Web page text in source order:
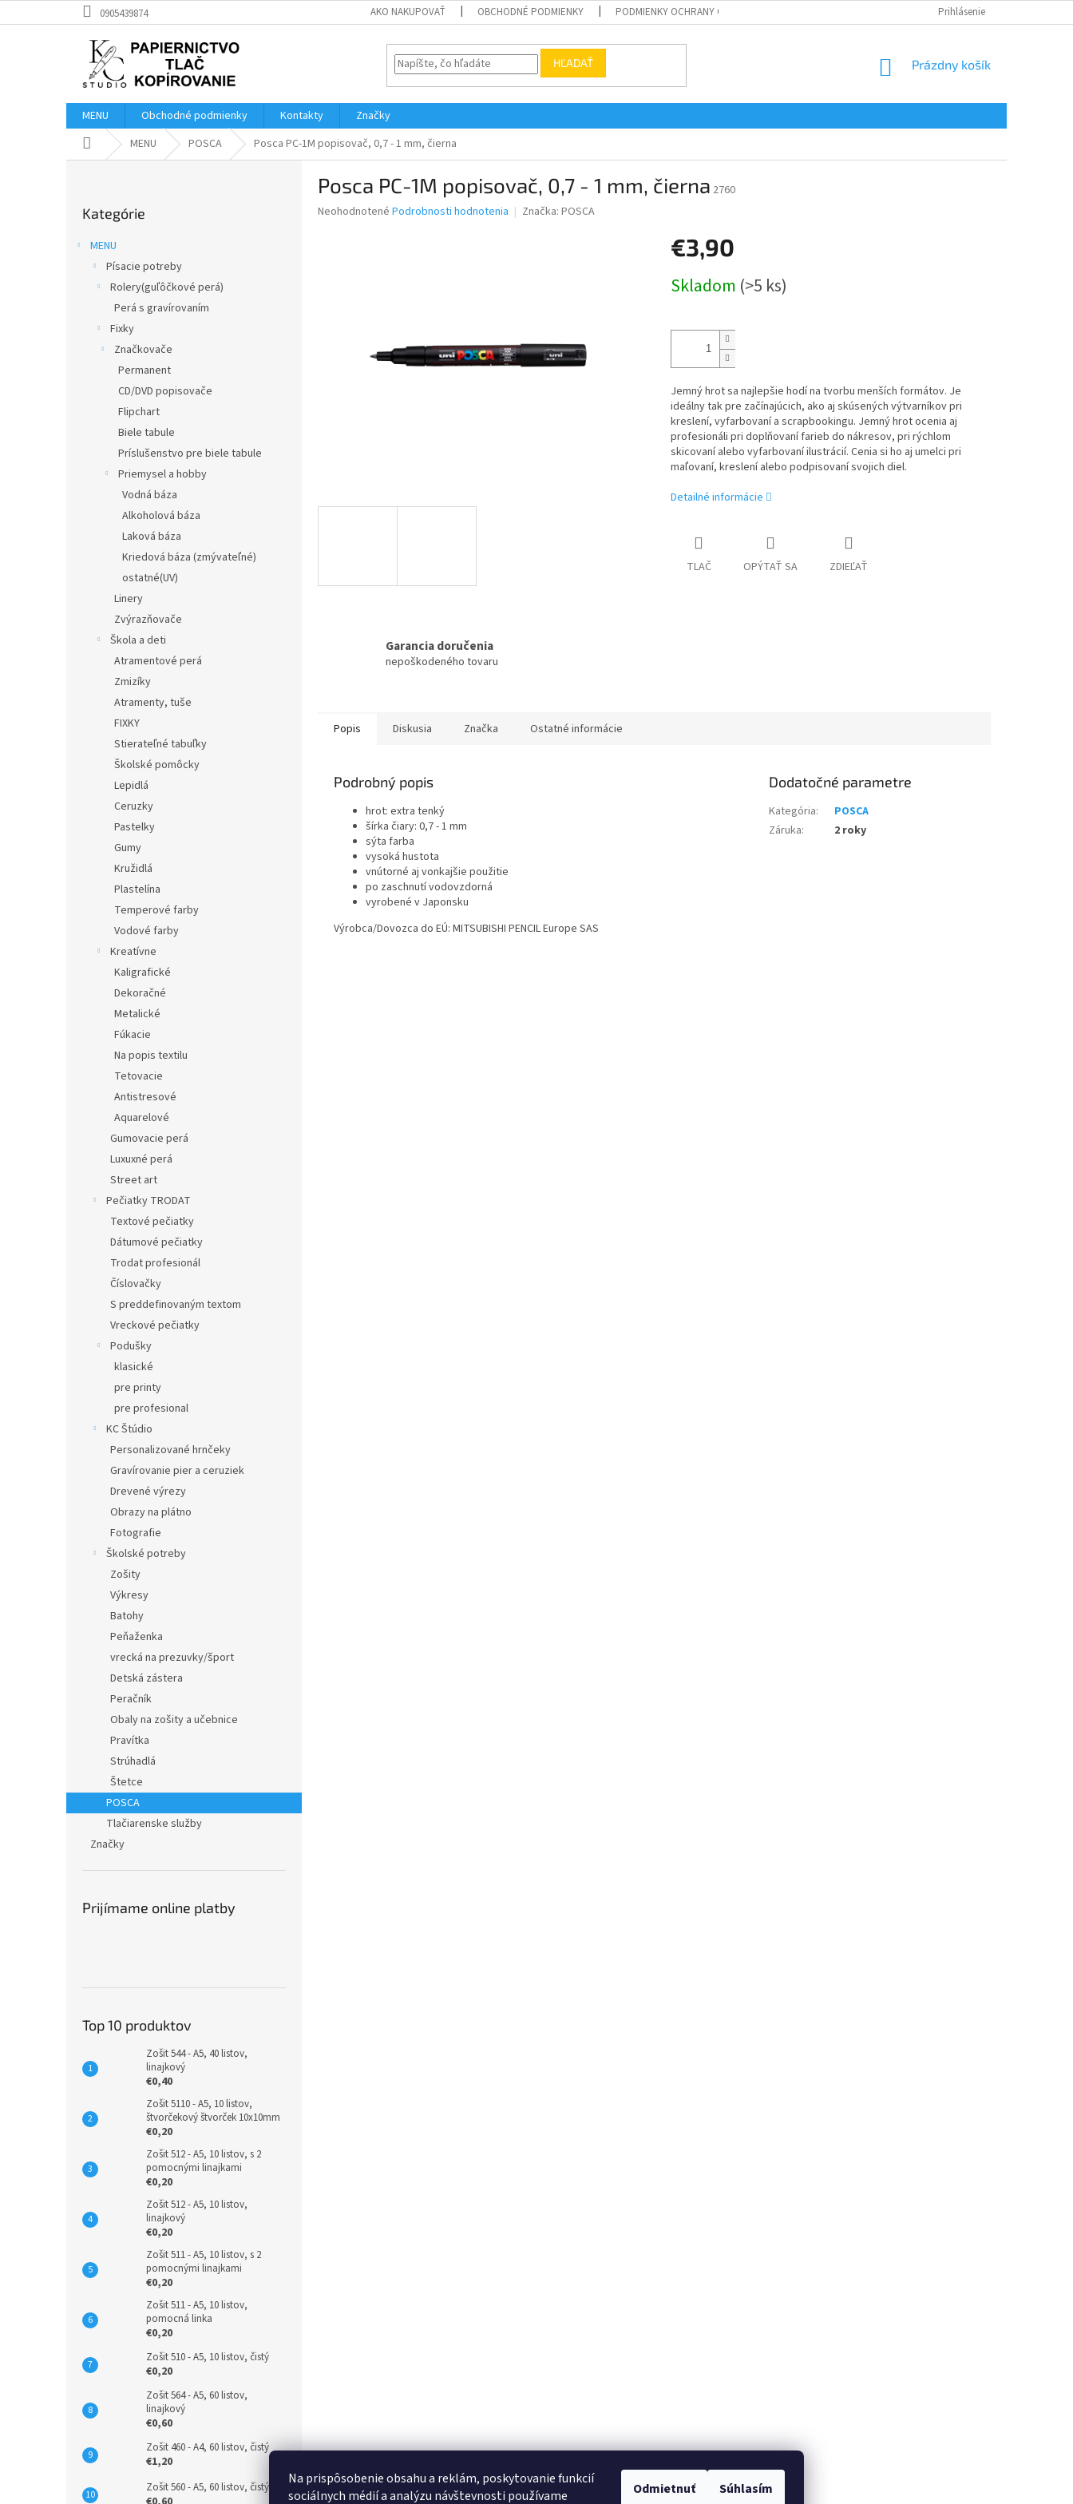
Na prispôsobenie obsahu a reklám, poskytovanie funkcií
sociálnych médií a analýzu návštevnosti používame
Odmietnuť Súhlasím
na
0905439874 AKO NAKUPOVAŤ OBCHODNÉ PODMIENKY PODMIENKY OCHRANY OSOBNÝCH ÚDAJOV Prihlásenie
HĽADAŤ
NÁKUPNÝ
Prázdny košík
MENU Obchodné podmienky Kontakty
Značky
DomovMENU POSCA Posca PC-1M popisovač, 0,7 - 1 mm, čierna
kategórie
Kategórie
MENU
Písacie potreby
Rolery(guľôčkové perá)
Perá s gravírovaním
Fixky
Značkovače
Permanent
CD/DVD popisovače
Flipchart
Biele tabule
Príslušenstvo pre biele tabule
Priemysel a hobby
Vodná báza
Alkoholová báza
Laková báza
Kriedová báza (zmývateľné)
ostatné(UV)
Linery
Zvýrazňovače
Škola a deti
Atramentové perá
Zmizíky
Atramenty, tuše
FIXKY
Stierateľné tabuľky
Školské pomôcky
Lepidlá
Ceruzky
Pastelky
Gumy
Kružidlá
Plastelína
Temperové farby
Vodové farby
Kreatívne
Kaligrafické
Dekoračné
Metalické
Fúkacie
Na popis textilu
Tetovacie
Antistresové
Aquarelové
Gumovacie perá
Luxuxné perá
Street art
Pečiatky TRODAT
Textové pečiatky
Dátumové pečiatky
Trodat profesionál
Číslovačky
S preddefinovaným textom
Vreckové pečiatky
Podušky
klasické
pre printy
pre profesional
KC Štúdio
Personalizované hrnčeky
Gravírovanie pier a ceruziek
Drevené výrezy
Obrazy na plátno
Fotografie
Školské potreby
Zošity
Výkresy
Batohy
Peňaženka
vrecká na prezuvky/šport
Detská zástera
Peračník
Obaly na zošity a učebnice
Pravítka
Strúhadlá
Štetce
POSCA
Tlačiarenske služby
Značky
Prijímame online platby
Top 10 produktov
Zošit 544 - A5, 40 listov,
linajkový
€0,40
Zošit 5110 - A5, 10 listov,
štvorčekový štvorček 10x10mm
€0,20
Zošit 512 - A5, 10 listov, s 2
pomocnými linajkami
€0,20
Zošit 512 - A5, 10 listov,
linajkový
€0,20
Zošit 511 - A5, 10 listov, s 2
pomocnými linajkami
€0,20
Zošit 511 - A5, 10 listov,
pomocná linka
€0,20
Zošit 510 - A5, 10 listov, čistý
€0,20
Zošit 564 - A5, 60 listov,
linajkový
€0,60
Zošit 460 - A4, 60 listov, čistý
€1,20
Zošit 560 - A5, 60 listov, čistý
Posca PC-1M popisovač, 0,7 - 1 mm, čierna 2760
Priemerné
Neohodnotené Podrobnosti hodnotenia Značka: POSCA
€3,90
cena:
Skladom (>5 ks)
Jemný hrot sa najlepšie hodí na tvorbu menších formátov. Je
ideálny tak pre začínajúcich, ako aj skúsených výtvarníkov pri
kreslení, vyfarbovaní a scrapbookingu. Jemný hrot ocenia aj
profesionáli pri doplňovaní farieb do nákresov, pri rýchlom
skicovaní alebo vyfarbovaní ilustrácií. Cenia si ho aj umelci pri
maľovaní, kreslení alebo podpisovaní svojich diel.
Detailné informácie
TLAČ OPÝTAŤ SA ZDIEĽAŤ
Garancia doručenia
nepoškodeného tovaru
Popis Diskusia Značka Ostatné informácie
Podrobný popis
hrot: extra tenký
šírka čiary: 0,7 - 1 mm
sýta farba
vysoká hustota
vnútorné aj vonkajšie použitie
po zaschnutí vodovzdorná
vyrobené v Japonsku
Výrobca/Dovozca do EÚ: MITSUBISHI PENCIL Europe SAS
Dodatočné parametre
Kategória:
POSCA
Záruka: 2 roky